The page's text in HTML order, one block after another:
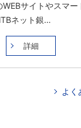
サイトやスマー
ネット銀…
詳細
よく